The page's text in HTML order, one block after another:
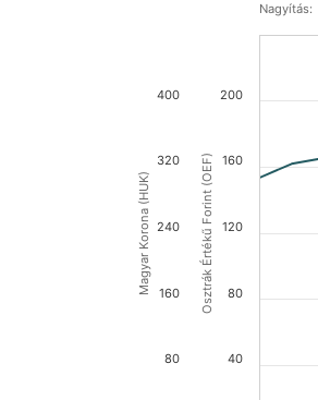
Osztrák Értékű Forint (OEF)
Magyar Korona (HUK)
Nagyítás:
40
80
120
160
200
80
160
240
320
400